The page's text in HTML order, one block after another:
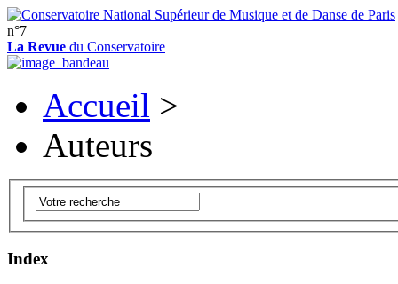
n°7
La Revue du Conservatoire
Accueil >
Auteurs
Index